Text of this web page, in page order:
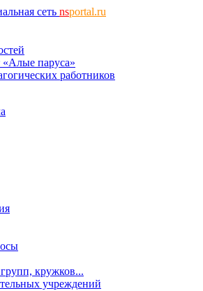
сеть nsportal.ru
«Алые паруса»
работников
кружков...
учреждений